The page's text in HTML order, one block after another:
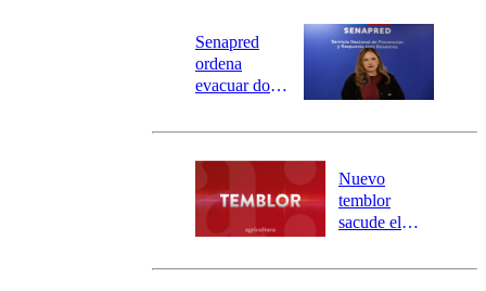
Senapred
ordena
evacuar dos
Carahue por
río Damas:
activa
mensajería
SAE
Nuevo
temblor
sacude el
revisa la